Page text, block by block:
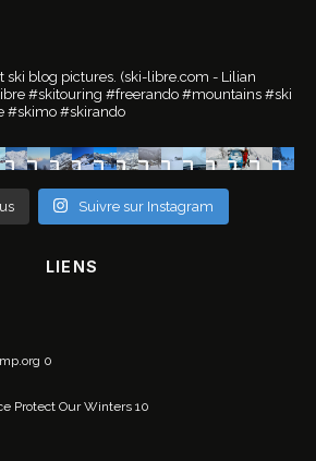
ski blog pictures. (ski-libre.com - Lilian
#skitouring #freerando #mountains #ski
#skimo #skirando
Suivre sur Instagram
LIENS
0
Protect Our Winters 10